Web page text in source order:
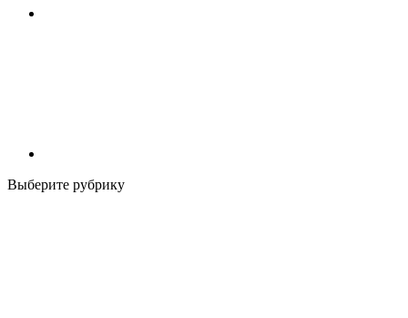
Выберите рубрику